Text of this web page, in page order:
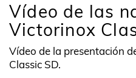
Vídeo de las
Victorinox
Vídeo de la presentación
Classic SD.